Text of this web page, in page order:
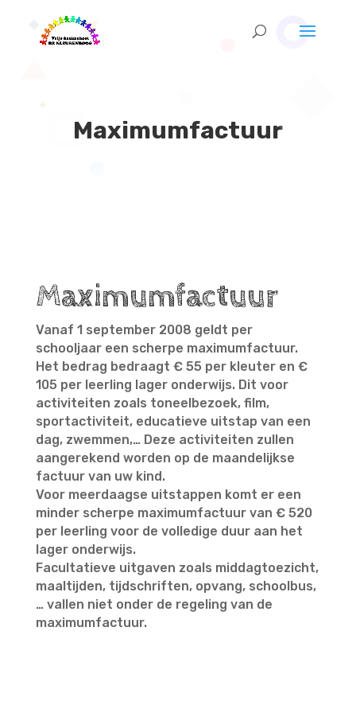
Maximumfactuur
Maximumfactuur
Vanaf 1 september 2008 geldt per
schooljaar een scherpe maximumfactuur.
Het bedrag bedraagt € 55 per kleuter en €
105 per leerling lager onderwijs. Dit voor
activiteiten zoals toneelbezoek, film,
sportactiviteit, educatieve uitstap van een
dag, zwemmen,… Deze activiteiten zullen
aangerekend worden op de maandelijkse
factuur van uw kind.
Voor meerdaagse uitstappen komt er een
minder scherpe maximumfactuur van € 520
per leerling voor de volledige duur aan het
lager onderwijs.
Facultatieve uitgaven zoals middagtoezicht,
maaltijden, tijdschriften, opvang, schoolbus,
… vallen niet onder de regeling van de
maximumfactuur.